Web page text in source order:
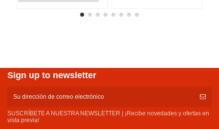
Sign up to newsletter
SUSCRÍBETE A NUESTRA NEWSLETTER | ¡Recibe novedades y ofertas en
vista previa!